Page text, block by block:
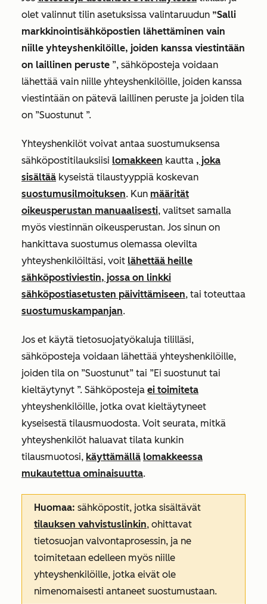
olet valinnut tilin asetuksissa valintaruudun ”Salli
markkinointisähköpostien lähettäminen vain
niille yhteyshenkilöille, joiden kanssa viestintään
on laillinen peruste ”, sähköposteja voidaan
lähettää vain niille yhteyshenkilöille, joiden kanssa
viestintään on pätevä laillinen peruste ja joiden tila
on ”Suostunut ”.
Yhteyshenkilöt voivat antaa suostumuksensa
sähköpostitilauksiisi lomakkeen kautta , joka
sisältää kyseistä tilaustyyppiä koskevan
suostumusilmoituksen. Kun määrität
oikeusperustan manuaalisesti, valitset samalla
myös viestinnän oikeusperustan. Jos sinun on
hankittava suostumus olemassa olevilta
yhteyshenkilöiltäsi, voit lähettää heille
sähköpostiviestin, jossa on linkki
sähköpostiasetusten päivittämiseen, tai toteuttaa
suostumuskampanjan.
Jos et käytä tietosuojatyökaluja tililläsi,
sähköposteja voidaan lähettää yhteyshenkilöille,
joiden tila on ”Suostunut” tai ”Ei suostunut tai
kieltäytynyt ”. Sähköposteja ei toimiteta
yhteyshenkilöille, jotka ovat kieltäytyneet
kyseisestä tilausmuodosta. Voit seurata, mitkä
yhteyshenkilöt haluavat tilata kunkin
tilausmuotosi, käyttämällä lomakkeessa
mukautettua ominaisuutta.
Huomaa: sähköpostit, jotka sisältävät
tilauksen vahvistuslinkin, ohittavat
tietosuojan valvontaprosessin, ja ne
toimitetaan edelleen myös niille
yhteyshenkilöille, jotka eivät ole
nimenomaisesti antaneet suostumustaan.